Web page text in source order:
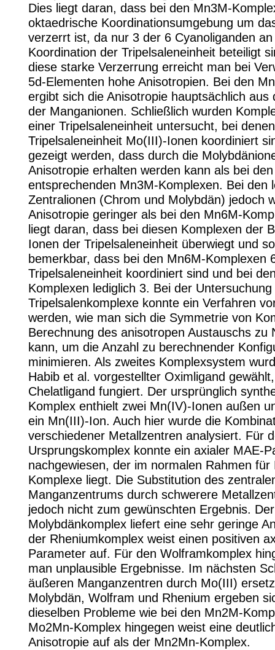
Dies liegt daran, dass bei den Mn3M-
oktaedrische Koordinationsumgebung um
verzerrt ist, da nur 3 der 6 Cyanoliganden
Koordination der Tripelsaleneinheit beteiligt
diese starke Verzerrung erreicht man bei
5d-Elementen hohe Anisotropien. Bei den
ergibt sich die Anisotropie hauptsächlich aus
der Manganionen. Schließlich wurden
einer Tripelsaleneinheit untersucht, bei
Tripelsaleneinheit Mo(III)-Ionen koordiniert
gezeigt werden, dass durch die
Anisotropie erhalten werden kann als bei den
entsprechenden Mn3M-Komplexen. Bei den
Zentralionen (Chrom und Molybdän) jedoch
Anisotropie geringer als bei den Mn6M-
liegt daran, dass bei diesen Komplexen der
Ionen der Tripelsaleneinheit überwiegt und
bemerkbar, dass bei den Mn6M-Komplexen
Tripelsaleneinheit koordiniert sind und bei
Komplexen lediglich 3. Bei der Untersuchung
Tripelsalenkomplexe konnte ein Verfahren
werden, wie man sich die Symmetrie von
Berechnung des anisotropen Austauschs zu
kann, um die Anzahl zu berechnender
minimieren. Als zweites Komplexsystem
Habib et al. vorgestellter Oximligand
Chelatligand fungiert. Der ursprünglich
Komplex enthielt zwei Mn(IV)-Ionen außen
ein Mn(III)-Ion. Auch hier wurde die
verschiedener Metallzentren analysiert. Für
Ursprungskomplex konnte ein axialer MAE-
nachgewiesen, der im normalen Rahmen für
Komplexe liegt. Die Substitution des
Manganzentrums durch schwerere
jedoch nicht zum gewünschten Ergebnis. Der
Molybdänkomplex liefert eine sehr geringe
der Rheniumkomplex weist einen positiven
Parameter auf. Für den Wolframkomplex
man unplausible Ergebnisse. Im nächsten
äußeren Manganzentren durch Mo(III)
Molybdän, Wolfram und Rhenium ergeben
dieselben Probleme wie bei den Mn2M-
Mo2Mn-Komplex hingegen weist eine
Anisotropie auf als der Mn2Mn-Komplex.